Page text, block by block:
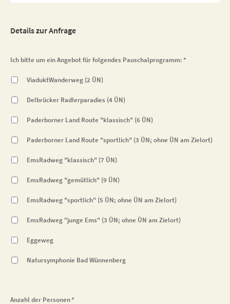
Details zur Anfrage
Ich bitte um ein Angebot für folgendes Pauschalprogramm:*
ViaduktWanderweg (2 ÜN)
Delbrücker Radlerparadies (4 ÜN)
Paderborner Land Route "klassisch" (6 ÜN)
Paderborner Land Route "sportlich" (3 ÜN; ohne ÜN am Zielort)
EmsRadweg "klassisch" (7 ÜN)
EmsRadweg "gemütlich" (9 ÜN)
EmsRadweg "sportlich" (5 ÜN; ohne ÜN am Zielort)
EmsRadweg "junge Ems" (3 ÜN; ohne ÜN am Zielort)
Eggeweg
Natursymphonie Bad Wünnenberg
Anzahl der Personen*